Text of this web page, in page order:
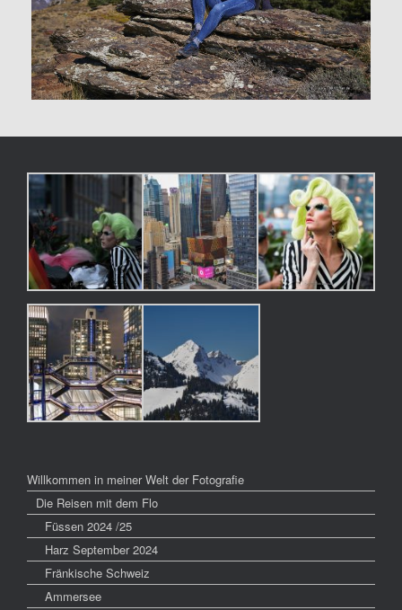
Willkommen in meiner Welt der Fotografie
Die Reisen mit dem Flo
Füssen 2024 /25
Harz September 2024
Fränkische Schweiz
Ammersee